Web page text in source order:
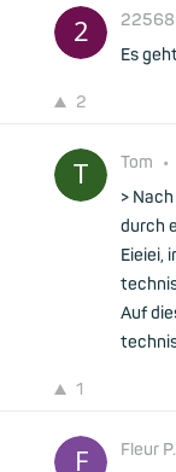
Es
2
Tom •
>
durch
Eieiei,
Auf
1
Fleur P.